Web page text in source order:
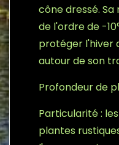
cône dressé.
de l'ordre de -
protéger l'hiver
autour de son
Profondeur de
Particularité :
plantes